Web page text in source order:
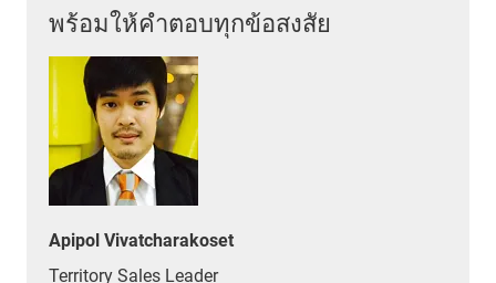
พร้อมให้คำตอบทุกข้อสงสัย
Apipol Vivatcharakoset
Territory Sales Leader